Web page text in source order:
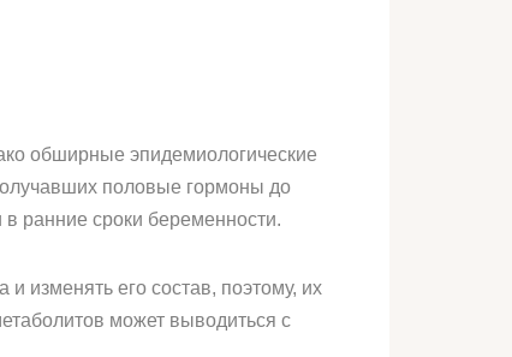
обширные эпидемиологические
половые гормоны до
ранние сроки беременности.
изменять его состав, поэтому, их
может выводиться с